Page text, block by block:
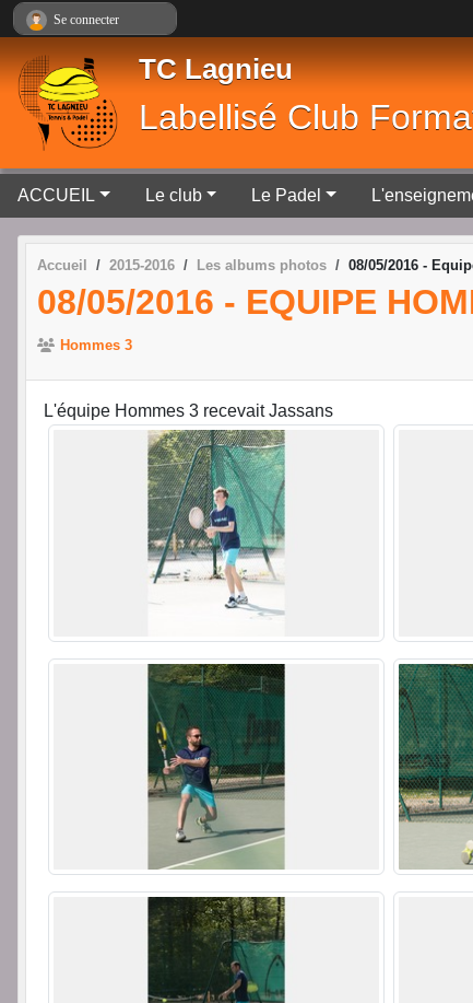
TC Lagnieu
Labellisé Club
ACCUEIL Le club Le Padel
Accueil 2015-2016 Les albums photos 08/05/2016 -
08/05/2016 - EQUIPE
Hommes 3
L'équipe Hommes 3 recevait Jassans
Se connecter
Panneau de gestion des cookies